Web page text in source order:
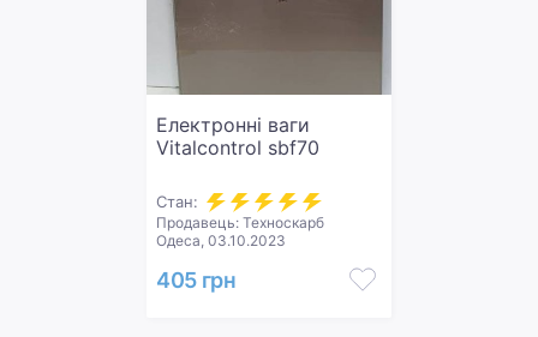
Електронні ваги
Vitalcontrol sbf70
Стан:
Продавець: Техноскарб
Одеса, 03.10.2023
405 грн